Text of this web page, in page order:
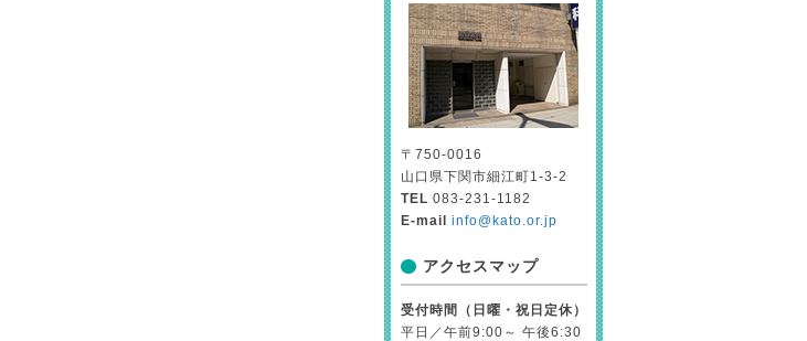
〒750-0016
山口県下関市細江町1-3-2
TEL 083-231-1182
E-mail
info@kato.or.jp
アクセスマップ
受付時間（日曜・祝日定休）
平日／午前9:00～ 午後6:30